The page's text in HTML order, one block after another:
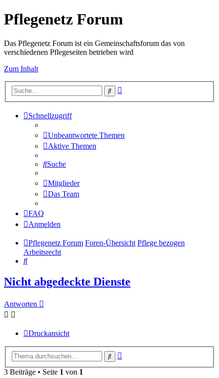
Pflegenetz Forum
Das Pflegenetz Forum ist ein Gemeinschaftsforum das von
verschiedenen Pflegeseiten betrieben wird
Zum Inhalt
Suche
Schnellzugriff
Unbeantwortete Themen
Aktive Themen
Suche
Mitglieder
Das Team
FAQ
Anmelden
Pflegenetz Forum Foren-Übersicht Pflege bezogen
Arbeitsrecht
Suche
Nicht abgedeckte Dienste
Antworten
Druckansicht
Suche
3 Beiträge • Seite 1 von 1